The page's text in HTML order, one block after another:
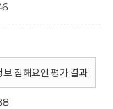
보 침해요인 평가 결과